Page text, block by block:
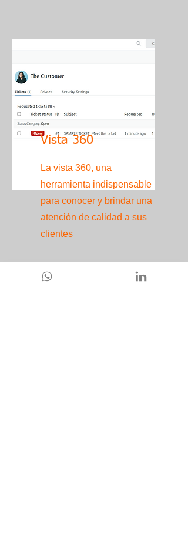
Vista 360
La vista 360, una
herramienta indispensable
para conocer y brindar una
atención de calidad a sus
clientes